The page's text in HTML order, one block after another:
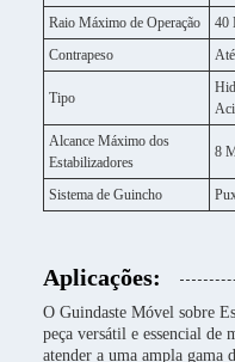
Raio Máximo de Operação
40
Contrapeso
Tipo
Alcance Máximo dos
Estabilizadores
8
Sistema de Guincho
Aplicações:
O Guindaste Móvel sobre
peça versátil e essencial de
atender a uma ampla gama